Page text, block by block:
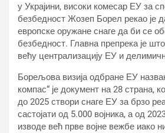
у Украјини, високи комесар ЕУ за
безбедност Жозеп Борел рекао је
европске оружане снаге да би се
безбедност. Главна препрека је
већу централизацију ЕУ и
Борељова визија одбране ЕУ
компас“ је документ на 28 страна,
до 2025 створи снаге ЕУ за брзо
састојати од 5.000 војника, а од
изводе већ прве војне вежбе иако